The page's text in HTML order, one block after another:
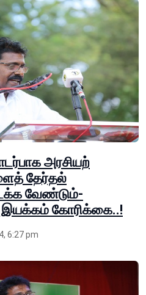
அரசியற்
தேர்தல்
வேண்டும்-
இயக்கம் கோரிக்கை..!
6:27 pm